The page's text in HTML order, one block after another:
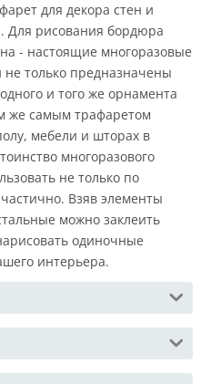
для декора стен и
Для рисования бордюра
- настоящие многоразовые
только предназначены
и того же орнамента
же самым трафаретом
мебели и шторах в
многоразового
не только по
Взяв элементы
можно заклеить
одиночные
интерьера.